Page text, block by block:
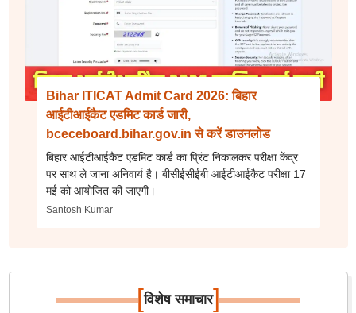
Bihar ITICAT Admit Card 2026: बिहार
आईटीआईकैट एडमिट कार्ड जारी,
bceceboard.bihar.gov.in से करें डाउनलोड
बिहार आईटीआईकैट एडमिट कार्ड का प्रिंट निकालकर परीक्षा केंद्र
पर साथ ले जाना अनिवार्य है। बीसीईसीईबी आईटीआईकैट परीक्षा 17
मई को आयोजित की जाएगी।
Santosh Kumar
[विशेष समाचार]